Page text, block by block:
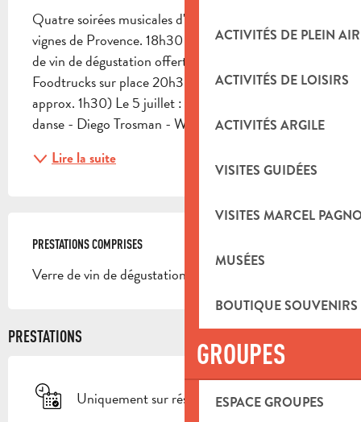
ACTIVITÉS DE PLEIN AIR
ACTIVITÉS DE LOISIRS
ACTIVITÉS ARGILE
VISITES GUIDÉES
VISITES MARCEL
MUSÉES
BOUTIQUE
GROUPES
ESPACE GROUPES
Quatre soirées musicales d'exception au cœur des
vignes de Provence. 18h30 - Accueil 19h00 - Verre
de vin de dégustation offert, restauration avec
Foodtrucks sur place 20h30 - Concert (durée
approx. 1h30) Le 5 juillet : Tango entre musique et
danse - Diego Trosman - William Sabatier - Tango...
Lire la suite
PRESTATIONS COMPRISES
PRESTATIONS COMPRISES
Verre de vin de dégustation offert et concert.
PRESTATIONS
Uniquement sur réservation